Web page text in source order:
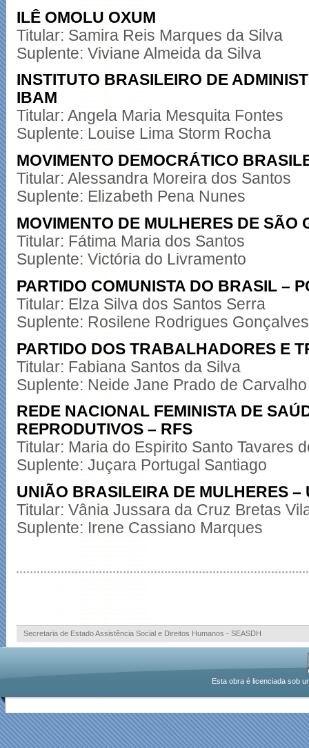
ILÊ OMOLU OXUM
Titular: Samira Reis Marques da Silva
Suplente: Viviane Almeida da Silva
INSTITUTO BRASILEIRO DE
IBAM
Titular: Angela Maria Mesquita Fontes
Suplente: Louise Lima Storm Rocha
MOVIMENTO DEMOCRÁTICO
Titular: Alessandra Moreira dos Santos
Suplente: Elizabeth Pena Nunes
MOVIMENTO DE MULHERES DE SÃO
Titular: Fátima Maria dos Santos
Suplente: Victória do Livramento
PARTIDO COMUNISTA DO BRASIL –
Titular: Elza Silva dos Santos Serra
Suplente: Rosilene Rodrigues
PARTIDO DOS TRABALHADORES E
Titular: Fabiana Santos da Silva
Suplente: Neide Jane Prado de Carvalho
REDE NACIONAL FEMINISTA DE
REPRODUTIVOS – RFS
Titular: Maria do Espirito Santo Tavares
Suplente: Juçara Portugal Santiago
UNIÃO BRASILEIRA DE MULHERES –
Titular: Vânia Jussara da Cruz Bretas
Suplente: Irene Cassiano Marques
Secretaria de Estado Assistência Social e Direitos Humanos - SEASDH
Esta obra é licenciada sob